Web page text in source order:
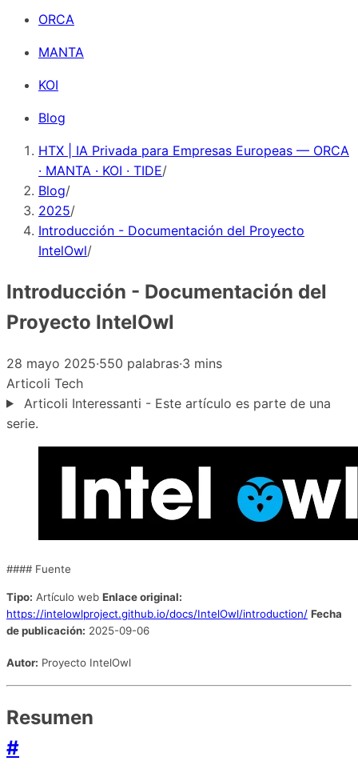
ORCA
MANTA
KOI
Blog
HTX | IA Privada para Empresas Europeas — ORCA
· MANTA · KOI · TIDE/
Blog/
2025/
Introducción - Documentación del Proyecto
IntelOwl/
Introducción - Documentación del
Proyecto IntelOwl
28 mayo 2025·550 palabras·3 mins
Articoli Tech
Articoli Interessanti - Este artículo es parte de una
serie.
#### Fuente
Tipo: Artículo web Enlace original:
https://intelowlproject.github.io/docs/IntelOwl/introduction/ Fecha
de publicación: 2025-09-06
Autor: Proyecto IntelOwl
Resumen
#